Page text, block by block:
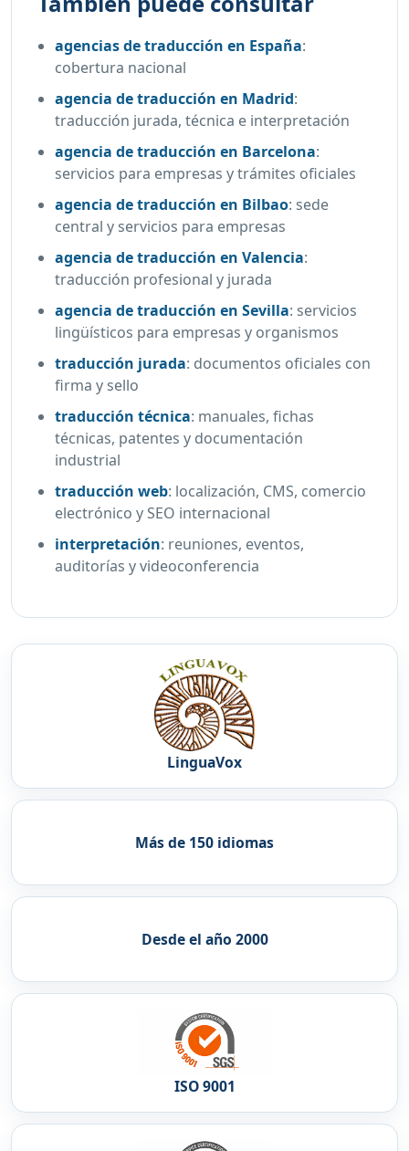
agencias de traducción en España:
cobertura nacional
agencia de traducción en Madrid:
traducción jurada, técnica e interpretación
agencia de traducción en Barcelona:
servicios para empresas y trámites oficiales
agencia de traducción en Bilbao: sede
central y servicios para empresas
agencia de traducción en Valencia:
traducción profesional y jurada
agencia de traducción en Sevilla: servicios
lingüísticos para empresas y organismos
traducción jurada: documentos oficiales con
firma y sello
traducción técnica: manuales, fichas
técnicas, patentes y documentación
industrial
traducción web: localización, CMS, comercio
electrónico y SEO internacional
interpretación: reuniones, eventos,
auditorías y videoconferencia
LinguaVox
Más de 150 idiomas
Desde el año 2000
ISO 9001